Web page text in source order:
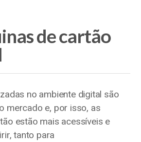
de cartão
no ambiente digital são
mercado e, por isso, as
estão mais acessíveis e
tanto para